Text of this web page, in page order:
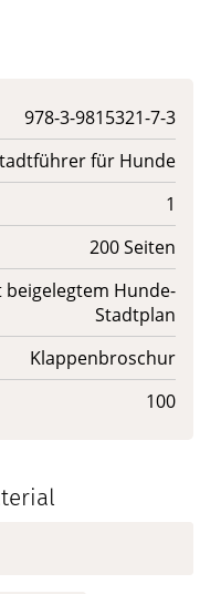
978-3-9815321-7-3
für Hunde
1
200 Seiten
beigelegtem Hunde-
Stadtplan
Klappenbroschur
100